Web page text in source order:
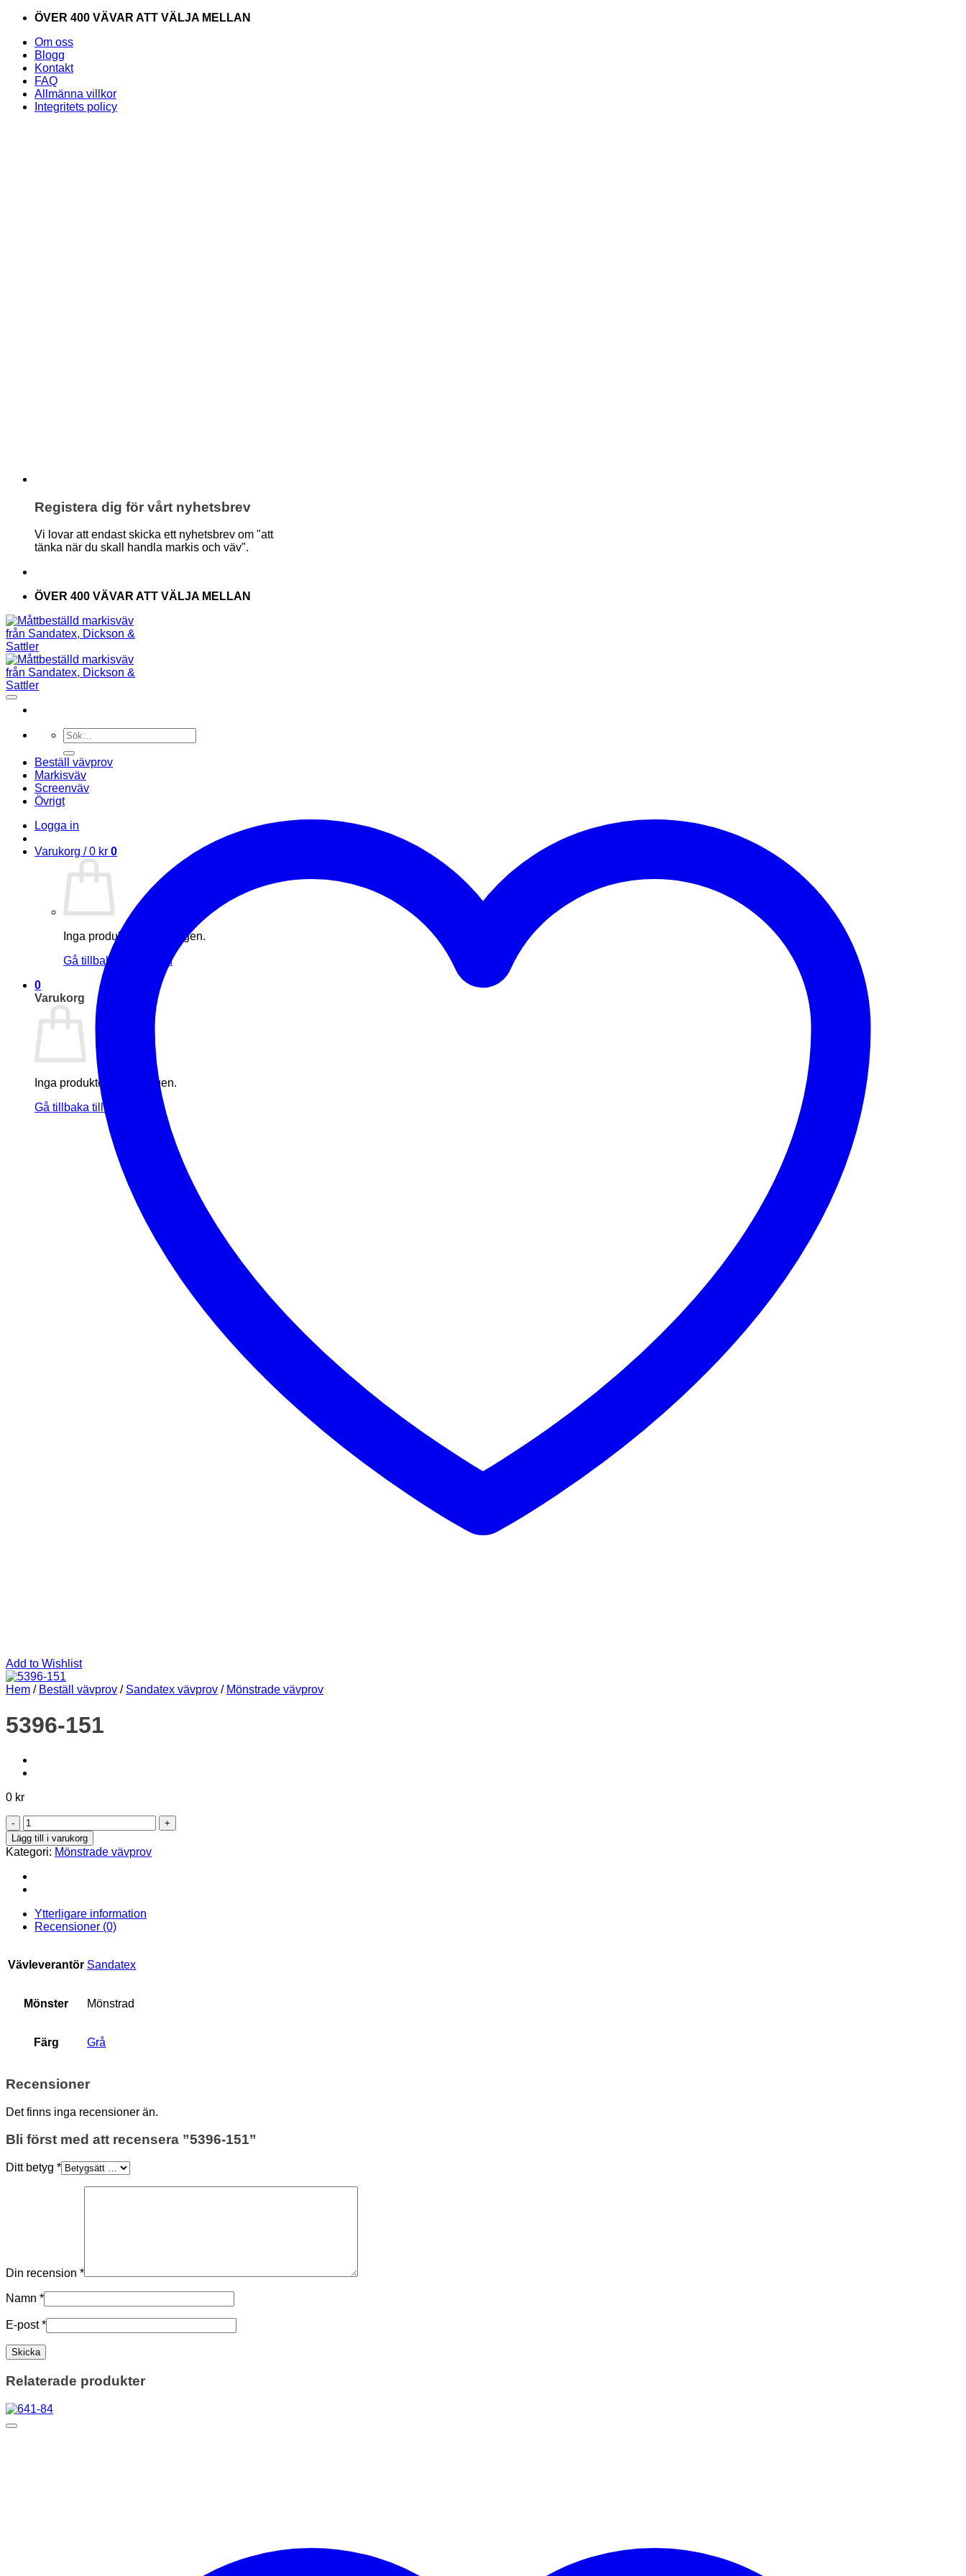
Skip
content
ÖVER 400 VÄVAR ATT VÄLJA MELLAN
Om oss
Blogg
Kontakt
FAQ
Allmänna villkor
Integritets policy
Registera dig för vårt nyhetsbrev
Vi lovar att endast skicka ett nyhetsbrev om "att
tänka när du skall handla markis och väv".
ÖVER 400 VÄVAR ATT VÄLJA MELLAN
Sök
efter:
Beställ vävprov
Markisväv
Screenväv
Övrigt
Logga in
Varukorg /0 kr 0
Inga produkter i varukorgen.
Gå tillbaka till butiken
0
Varukorg
Inga produkter i varukorgen.
Gå tillbaka till butiken
Add to Wishlist
Hem / Beställ vävprov / Sandatex vävprov / Mönstrade vävprov
5396-151
0 kr
5396-
151
mängd
Lägg till i varukorg
Kategori: Mönstrade vävprov
Ytterligare information
Recensioner (0)
Vävleverantör Sandatex
Mönster Mönstrad
Färg Grå
Recensioner
Det finns inga recensioner än.
Bli först med att recensera ”5396-151”
Ditt betyg *
Din recension *
Namn *
E-post*
Relaterade produkter